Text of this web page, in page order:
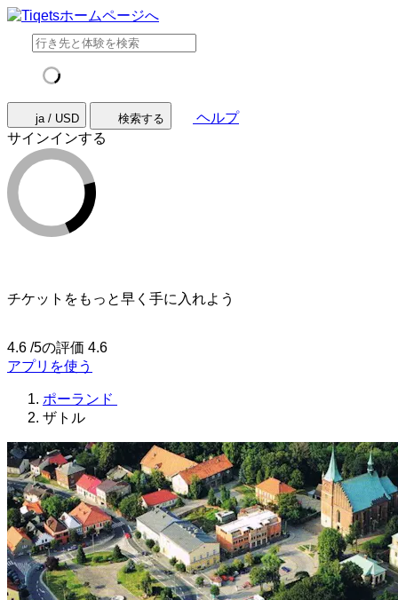
ja / USD 検索する
ヘルプ
サインインする
チケットをもっと早く手に入れよう
4.6 /5の評価 4.6
アプリを使う
ポーランド
ザトル